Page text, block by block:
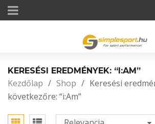
KERESÉSI EREDMÉNYEK: “I:AM”
Kezdőlap / Shop / Keresési
következőre: “i:Am”